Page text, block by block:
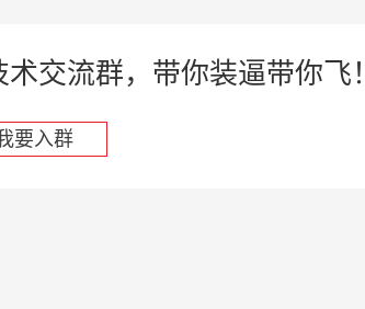
交流群，带你装逼带你飞！
要入群